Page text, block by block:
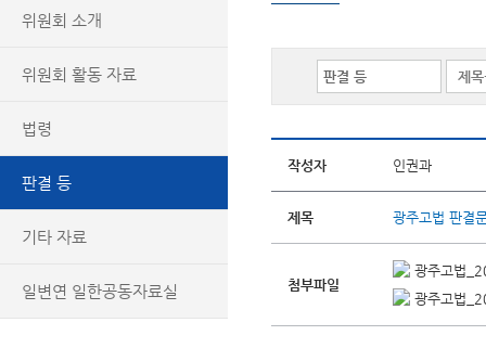
위원회 소개
위원회 활동 자료
법령
판결 등
기타 자료
일변연 일한공동자료실
작성자 인권과
제목 광주고법 판결
첨부파일
광주고법
광주고법